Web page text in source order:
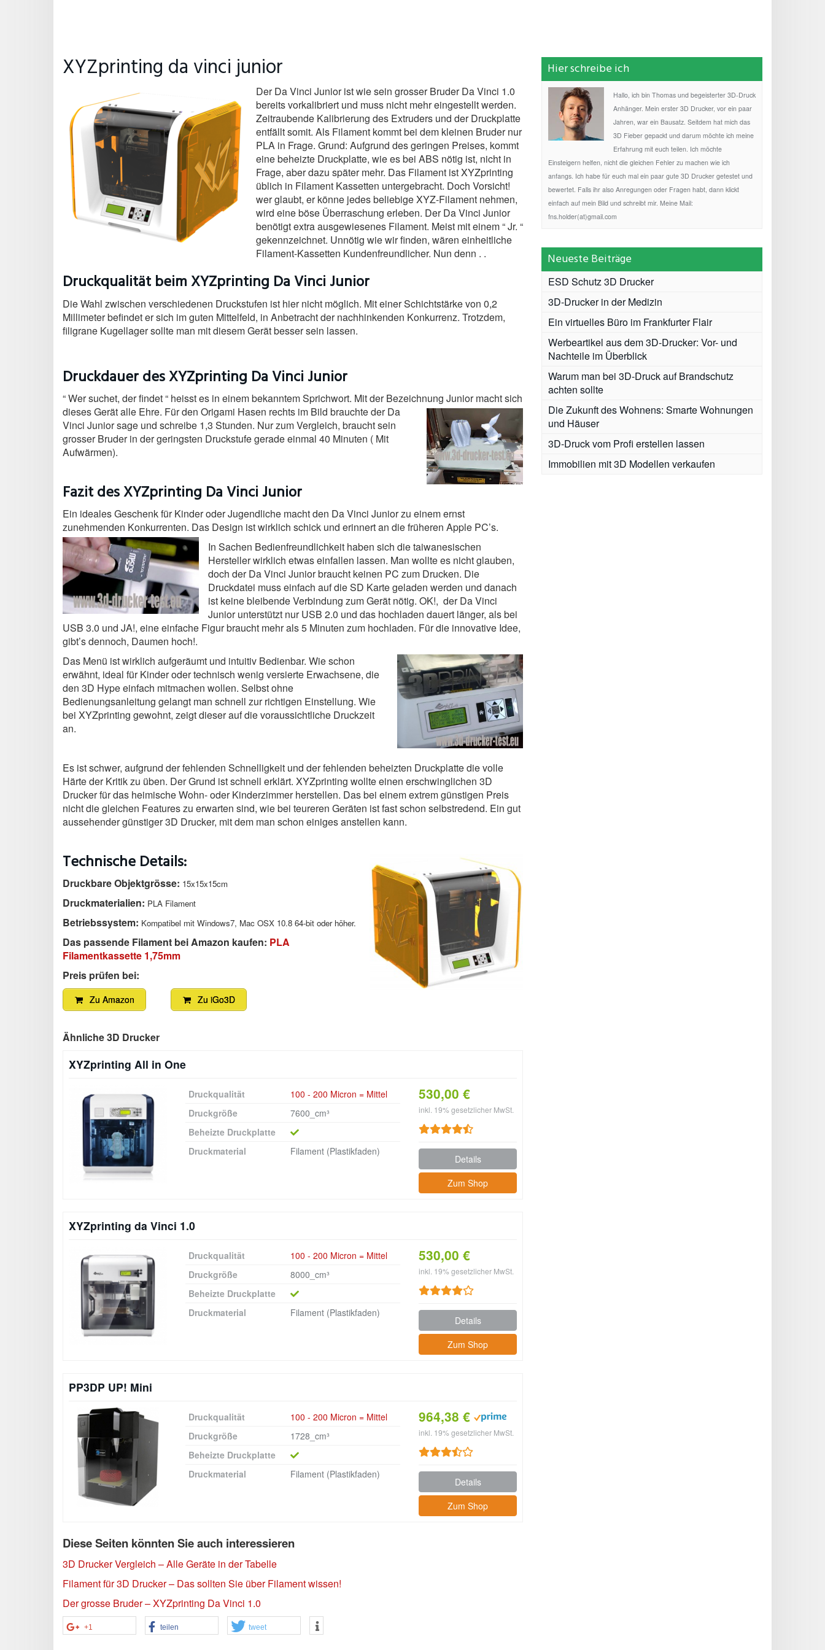
XYZprinting da vinci junior
Der Da Vinci Junior ist wie sein grosser Bruder Da Vinci 1.0
bereits vorkalibriert und muss nicht mehr eingestellt werden.
Zeitraubende Kalibrierung des Extruders und der Druckplatte
entfällt somit. Als Filament kommt bei dem kleinen Bruder nur
PLA in Frage. Grund: Aufgrund des geringen Preises, kommt
eine beheizte Druckplatte, wie es bei ABS nötig ist, nicht in
Frage, aber dazu später mehr. Das Filament ist XYZprinting
üblich in Filament Kassetten untergebracht. Doch Vorsicht!
wer glaubt, er könne jedes beliebige XYZ-Filament nehmen,
wird eine böse Überraschung erleben. Der Da Vinci Junior
benötigt extra ausgewiesenes Filament. Meist mit einem “ Jr. “
gekennzeichnet. Unnötig wie wir finden, wären einheitliche
Filament-Kassetten Kundenfreundlicher. Nun denn . .
Druckqualität beim XYZprinting Da Vinci Junior
Die Wahl zwischen verschiedenen Druckstufen ist hier nicht möglich. Mit einer Schichtstärke von 0,2
Millimeter befindet er sich im guten Mittelfeld, in Anbetracht der nachhinkenden Konkurrenz. Trotzdem,
filigrane Kugellager sollte man mit diesem Gerät besser sein lassen.
Druckdauer des XYZprinting Da Vinci Junior
“ Wer suchet, der findet “ heisst es in einem bekanntem Sprichwort. Mit der Bezeichnung Junior macht sich
dieses Gerät alle Ehre. Für den Origami Hasen rechts im Bild brauchte der Da
Vinci Junior sage und schreibe 1,3 Stunden. Nur zum Vergleich, braucht sein
grosser Bruder in der geringsten Druckstufe gerade einmal 40 Minuten ( Mit
Aufwärmen).
Fazit des XYZprinting Da Vinci Junior
Ein ideales Geschenk für Kinder oder Jugendliche macht den Da Vinci Junior zu einem ernst
zunehmenden Konkurrenten. Das Design ist wirklich schick und erinnert an die früheren Apple PC’s.
In Sachen Bedienfreundlichkeit haben sich die taiwanesischen
Hersteller wirklich etwas einfallen lassen. Man wollte es nicht glauben,
doch der Da Vinci Junior braucht keinen PC zum Drucken. Die
Druckdatei muss einfach auf die SD Karte geladen werden und danach
ist keine bleibende Verbindung zum Gerät nötig. OK!, der Da Vinci
Junior unterstützt nur USB 2.0 und das hochladen dauert länger, als bei
USB 3.0 und JA!, eine einfache Figur braucht mehr als 5 Minuten zum hochladen. Für die innovative Idee,
gibt’s dennoch, Daumen hoch!.
Das Menü ist wirklich aufgeräumt und intuitiv Bedienbar. Wie schon
erwähnt, ideal für Kinder oder technisch wenig versierte Erwachsene, die
den 3D Hype einfach mitmachen wollen. Selbst ohne
Bedienungsanleitung gelangt man schnell zur richtigen Einstellung. Wie
bei XYZprinting gewohnt, zeigt dieser auf die voraussichtliche Druckzeit
an.
Es ist schwer, aufgrund der fehlenden Schnelligkeit und der fehlenden beheizten Druckplatte die volle
Härte der Kritik zu üben. Der Grund ist schnell erklärt. XYZprinting wollte einen erschwinglichen 3D
Drucker für das heimische Wohn- oder Kinderzimmer herstellen. Das bei einem extrem günstigen Preis
nicht die gleichen Features zu erwarten sind, wie bei teureren Geräten ist fast schon selbstredend. Ein gut
aussehender günstiger 3D Drucker, mit dem man schon einiges anstellen kann.
Technische Details:
Druckbare Objektgrösse: 15x15x15cm
Druckmaterialien: PLA Filament
Betriebssystem: Kompatibel mit Windows7, Mac OSX 10.8 64-bit oder höher.
Das passende Filament bei Amazon kaufen: PLA
Filamentkassette 1,75mm
Preis prüfen bei:
Zu Amazon Zu iGo3D
Ähnliche 3D Drucker
XYZprinting All in One
530,00 €
inkl. 19% gesetzlicher MwSt.
Details
Zum Shop
Druckqualität
100 - 200 Micron = Mittel
Druckgröße
7600_cm³
Beheizte Druckplatte
Druckmaterial
Filament (Plastikfaden)
XYZprinting da Vinci 1.0
530,00 €
inkl. 19% gesetzlicher MwSt.
Details
Zum Shop
Druckqualität
100 - 200 Micron = Mittel
Druckgröße
8000_cm³
Beheizte Druckplatte
Druckmaterial
Filament (Plastikfaden)
PP3DP UP! Mini
964,38 €
inkl. 19% gesetzlicher MwSt.
Details
Zum Shop
Druckqualität
100 - 200 Micron = Mittel
Druckgröße
1728_cm³
Beheizte Druckplatte
Druckmaterial
Filament (Plastikfaden)
Diese Seiten könnten Sie auch interessieren
3D Drucker Vergleich – Alle Geräte in der Tabelle
Filament für 3D Drucker – Das sollten Sie über Filament wissen!
Der grosse Bruder – XYZprinting Da Vinci 1.0
+1 teilen tweet
Hier schreibe ich
Hallo, ich bin Thomas und begeisterter 3D-Druck
Anhänger. Mein erster 3D Drucker, vor ein paar
Jahren, war ein Bausatz. Seitdem hat mich das
3D Fieber gepackt und darum möchte ich meine
Erfahrung mit euch teilen. Ich möchte
Einsteigern helfen, nicht die gleichen Fehler zu machen wie ich
anfangs. Ich habe für euch mal ein paar gute 3D Drucker getestet und
bewertet. Falls ihr also Anregungen oder Fragen habt, dann klickt
einfach auf mein Bild und schreibt mir. Meine Mail:
fns.holder(at)gmail.com
Neueste Beiträge
ESD Schutz 3D Drucker
3D-Drucker in der Medizin
Ein virtuelles Büro im Frankfurter Flair
Werbeartikel aus dem 3D-Drucker: Vor- und
Nachteile im Überblick
Warum man bei 3D-Druck auf Brandschutz
achten sollte
Die Zukunft des Wohnens: Smarte Wohnungen
und Häuser
3D-Druck vom Profi erstellen lassen
Immobilien mit 3D Modellen verkaufen